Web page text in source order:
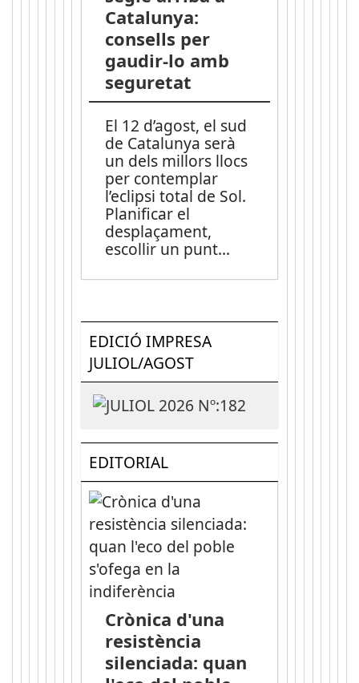
Catalunya:
consells per
gaudir-lo amb
seguretat
El 12 d’agost, el sud
de Catalunya serà
un dels millors llocs
per contemplar
l’eclipsi total de Sol.
Planificar el
desplaçament,
escollir un punt...
EDICIÓ IMPRESA
JULIOL/AGOST
EDITORIAL
Crònica d'una
resistència
silenciada: quan